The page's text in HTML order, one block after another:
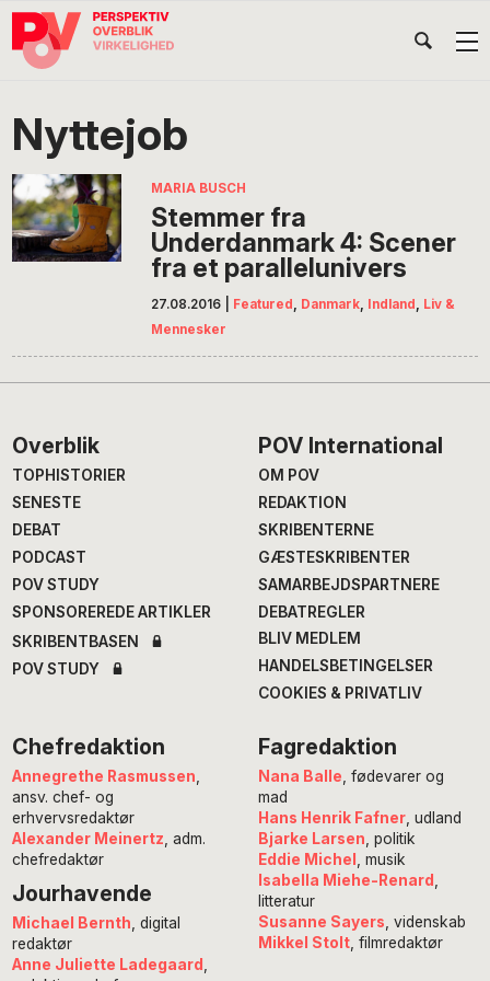
Gå
direkte
navigation
Skip
indhold
Gå
direkte
POV
International
Nyttejob
MARIA BUSCH
Stemmer fra
Underdanmark 4: Scener
fra et parallelunivers
27.08.2016 Featured , Danmark, Indland , Liv &
Mennesker
Footer
Overblik
TOPHISTORIER
SENESTE
DEBAT
PODCAST
POV STUDY
SPONSOREREDE ARTIKLER
SKRIBENTBASEN
POV STUDY
POV International
OM POV
REDAKTION
SKRIBENTERNE
GÆSTESKRIBENTER
SAMARBEJDSPARTNERE
DEBATREGLER
BLIV MEDLEM
HANDELSBETINGELSER
COOKIES & PRIVATLIV
Chefredaktion
Annegrethe Rasmussen
ansv. chef- og
erhvervsredaktør
Alexander Meinertz , adm.
chefredaktør
Jourhavende
Michael Bernth , digital
redaktør
Anne Juliette Ladegaard
Fagredaktion
Nana Balle , fødevarer og
mad
Hans Henrik Fafner, udland
Bjarke Larsen , politik
Eddie Michel
, musik
Isabella Miehe-Renard
litteratur
Susanne Sayers , videnskab
Mikkel Stolt, filmredaktør